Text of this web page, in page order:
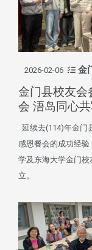
2026-02-06 金
金门县校友会
会 浯岛同心
延续去(114)年金门
感恩餐会的成功经
学及东海大学金门
立。